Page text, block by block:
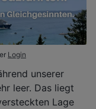
Login
unserer
leer. Das liegt
Lage